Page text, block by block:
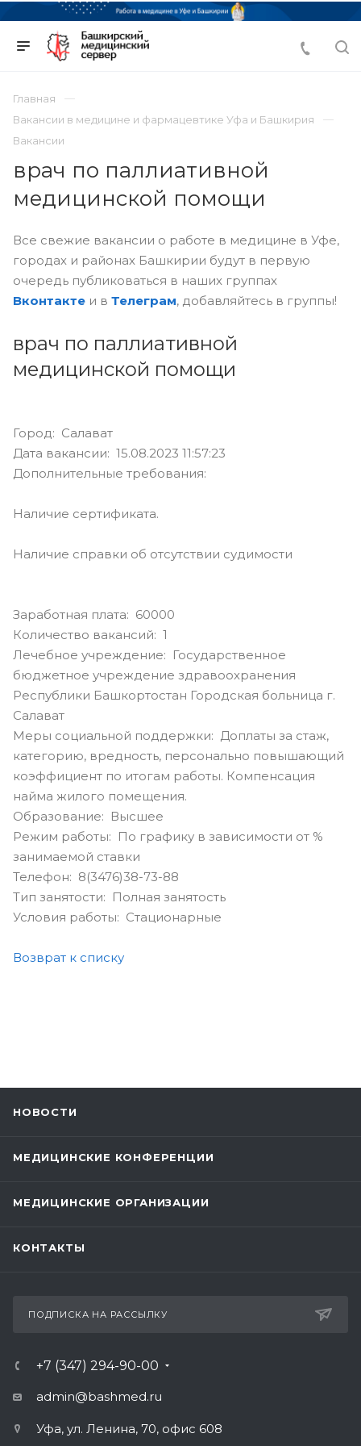
Главная
Вакансии в медицине и фармацевтике Уфа и Башкирия
Вакансии
врач по паллиативной
медицинской помощи
Все свежие вакансии о работе в медицине в Уфе,
городах и районах Башкирии будут в первую
очередь публиковаться в наших группах
Вконтакте и в Телеграм, добавляйтесь в группы!
врач по паллиативной
медицинской помощи
Город: Салават
Дата вакансии: 15.08.2023 11:57:23
Дополнительные требования:
Наличие сертификата.
Наличие справки об отсутствии судимости
Заработная плата: 60000
Количество вакансий: 1
Лечебное учреждение: Государственное
бюджетное учреждение здравоохранения
Республики Башкортостан Городская больница г.
Салават
Меры социальной поддержки: Доплаты за стаж,
категорию, вредность, персонально повышающий
коэффициент по итогам работы. Компенсация
найма жилого помещения.
Образование: Высшее
Режим работы: По графику в зависимости от %
занимаемой ставки
Телефон: 8(3476)38-73-88
Тип занятости: Полная занятость
Условия работы: Стационарные
Возврат к списку
НОВОСТИ
МЕДИЦИНСКИЕ КОНФЕРЕНЦИИ
МЕДИЦИНСКИЕ ОРГАНИЗАЦИИ
КОНТАКТЫ
ПОДПИСКА НА РАССЫЛКУ
+7 (347) 294-90-00
admin@bashmed.ru
Уфа, ул. Ленина, 70, офис 608